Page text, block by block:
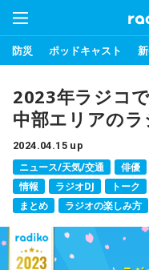
防災 ポッドキャスト
2023年ラジコ
中部エリアの
2024.04.15 up
ニュース/天気/交通 俳優
情報
ラジオDJ トーク
まとめ
ラジオの楽しみ方